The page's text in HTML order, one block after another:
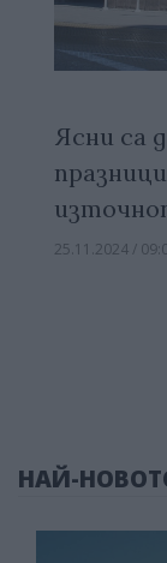
Ясни са
25.11.2024 /
НАЙ-